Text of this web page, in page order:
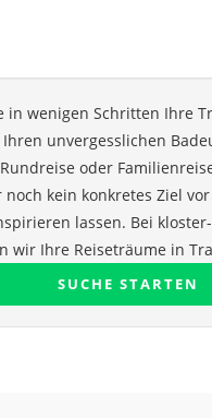
in wenigen Schritten Ihre
Ihren unvergesslichen
oder
noch kein konkretes Ziel
lassen. Bei
wir Ihre Reiseträume in
SUCHE STARTEN